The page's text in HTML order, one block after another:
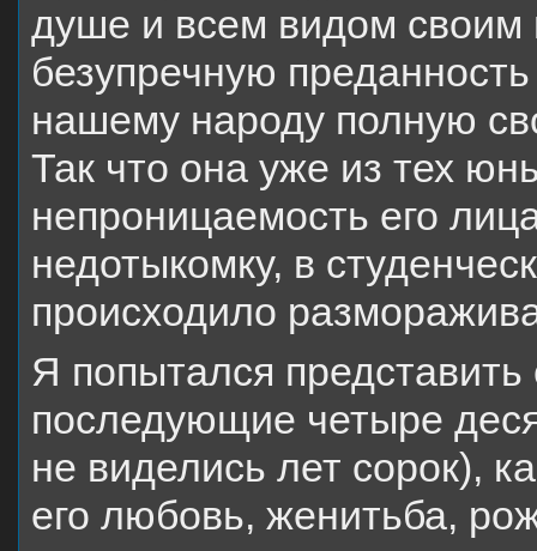
душе и всем видом своим
безупречную
нашему народу полную
Так что она уже из тех
непроницаемость его
недотыкомку, в
происходило
Я попытался
последующие четыре
не виделись лет сорок),
его любовь, женитьба,